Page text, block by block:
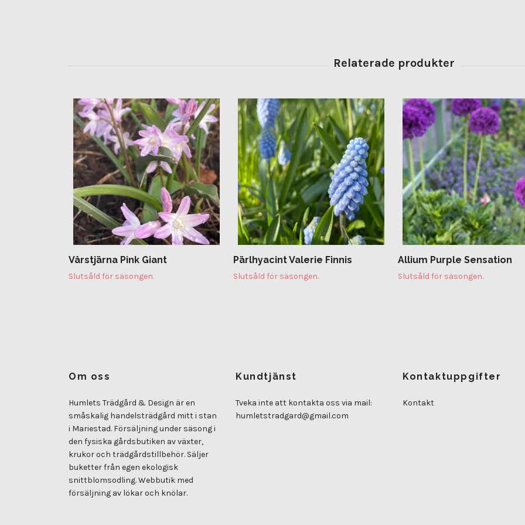
Vårstjärna Pink Giant
Slutsåld för säsongen.
Pärlhyacint Valerie Finnis
Slutsåld för säsongen.
Allium Purple Sensation
Slutsåld för säsongen.
Om oss
Humlets Trädgård & Design är en
småskalig handelsträdgård mitt i stan
i Mariestad. Försäljning under säsong i
den fysiska gårdsbutiken av växter,
krukor och trädgårdstillbehör. Säljer
buketter från egen ekologisk
snittblomsodling. Webbutik med
försäljning av lökar och knölar.
Kundtjänst
Tveka inte att kontakta oss via mail:
humletstradgard@gmail.com
Kontaktuppgifter
Kontakt